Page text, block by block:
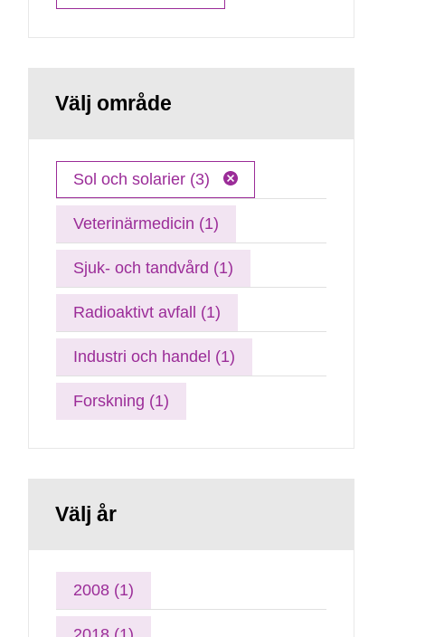
Välj område
Sol och solarier (3)
Veterinärmedicin (1)
Sjuk- och tandvård (1)
Radioaktivt avfall (1)
Industri och handel (1)
Forskning (1)
Välj år
2008 (1)